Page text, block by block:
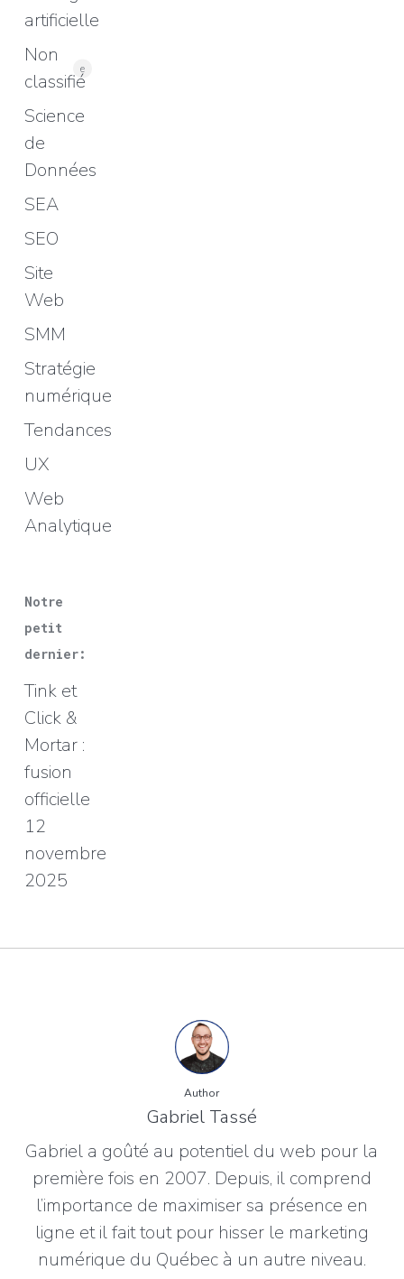
artificielle
Non
classifié
e
Science
de
Données
SEA
SEO
Site
Web
SMM
Stratégie
numérique
Tendances
UX
Web
Analytique
Notre
petit
dernier:
Tink et
Click &
Mortar :
fusion
officielle
12
novembre
2025
Author
Gabriel Tassé
Gabriel a goûté au potentiel du web pour la
première fois en 2007. Depuis, il comprend
l’importance de maximiser sa présence en
ligne et il fait tout pour hisser le marketing
numérique du Québec à un autre niveau.